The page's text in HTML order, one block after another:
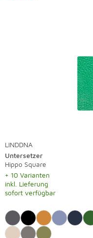
LINDDNA
Untersetzer
Hippo Square
+ 10 Varianten
inkl. Lieferung
sofort verfügbar